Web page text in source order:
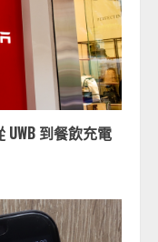
UWB 到餐飲充電